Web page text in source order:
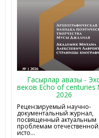
Гасырлар авазы -
веков Echo of
2026
Рецензируемый научно-
документальный журнал,
посвященный актуальным
проблемам отечественной
исто...